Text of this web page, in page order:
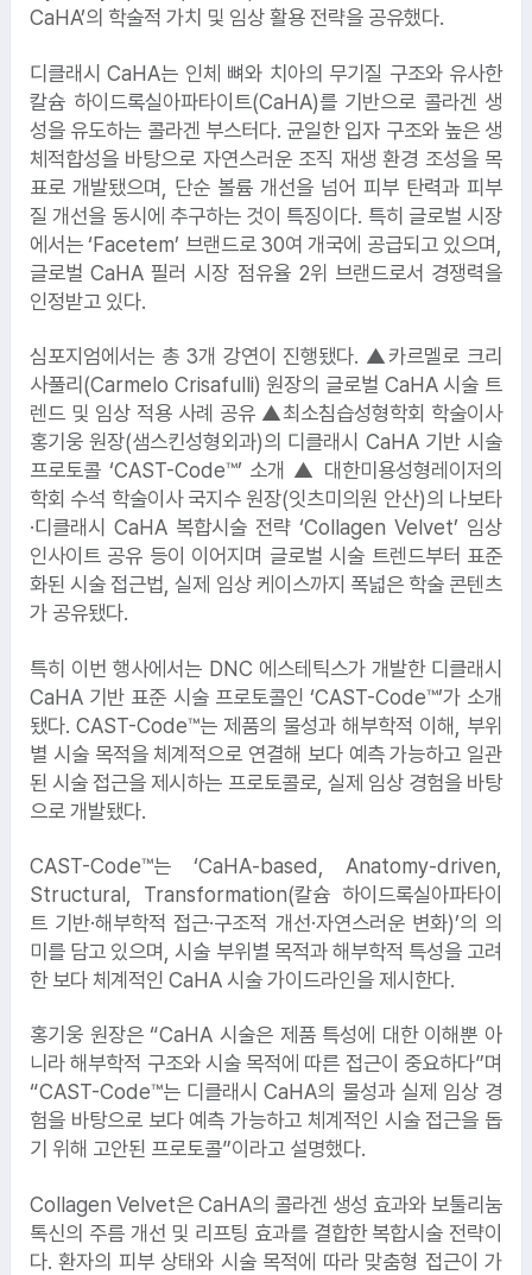
CaHA’의 학술적 가치 및 임상 활용 전략을 공유했다.
디클래시 CaHA는 인체 뼈와 치아의 무기질 구조와 유사한
칼슘 하이드록실아파타이트(CaHA)를 기반으로 콜라겐 생
성을 유도하는 콜라겐 부스터다. 균일한 입자 구조와 높은 생
체적합성을 바탕으로 자연스러운 조직 재생 환경 조성을 목
표로 개발됐으며, 단순 볼륨 개선을 넘어 피부 탄력과 피부
질 개선을 동시에 추구하는 것이 특징이다. 특히 글로벌 시장
에서는 ‘Facetem’ 브랜드로 30여 개국에 공급되고 있으며,
글로벌 CaHA 필러 시장 점유율 2위 브랜드로서 경쟁력을
인정받고 있다.
심포지엄에서는 총 3개 강연이 진행됐다. ▲카르멜로 크리
사풀리(Carmelo Crisafulli) 원장의 글로벌 CaHA 시술 트
렌드 및 임상 적용 사례 공유 ▲최소침습성형학회 학술이사
홍기웅 원장(샘스킨성형외과)의 디클래시 CaHA 기반 시술
프로토콜 ‘CAST-Code™’ 소개 ▲ 대한미용성형레이저의
학회 수석 학술이사 국지수 원장(잇츠미의원 안산)의 나보타
·디클래시 CaHA 복합시술 전략 ‘Collagen Velvet’ 임상
인사이트 공유 등이 이어지며 글로벌 시술 트렌드부터 표준
화된 시술 접근법, 실제 임상 케이스까지 폭넓은 학술 콘텐츠
가 공유됐다.
특히 이번 행사에서는 DNC 에스테틱스가 개발한 디클래시
CaHA 기반 표준 시술 프로토콜인 ‘CAST-Code™’가 소개
됐다. CAST-Code™는 제품의 물성과 해부학적 이해, 부위
별 시술 목적을 체계적으로 연결해 보다 예측 가능하고 일관
된 시술 접근을 제시하는 프로토콜로, 실제 임상 경험을 바탕
으로 개발됐다.
CAST-Code™는 ‘CaHA-based, Anatomy-driven,
Structural, Transformation(칼슘 하이드록실아파타이
트 기반·해부학적 접근·구조적 개선·자연스러운 변화)’의 의
미를 담고 있으며, 시술 부위별 목적과 해부학적 특성을 고려
한 보다 체계적인 CaHA 시술 가이드라인을 제시한다.
홍기웅 원장은 “CaHA 시술은 제품 특성에 대한 이해뿐 아
니라 해부학적 구조와 시술 목적에 따른 접근이 중요하다”며
“CAST-Code™는 디클래시 CaHA의 물성과 실제 임상 경
험을 바탕으로 보다 예측 가능하고 체계적인 시술 접근을 돕
기 위해 고안된 프로토콜”이라고 설명했다.
Collagen Velvet은 CaHA의 콜라겐 생성 효과와 보툴리눔
톡신의 주름 개선 및 리프팅 효과를 결합한 복합시술 전략이
다. 환자의 피부 상태와 시술 목적에 따라 맞춤형 접근이 가
4.삼천리
6. 스마일게이트
1.한화에어로스페이스
2.오비맥주
5.우미건설